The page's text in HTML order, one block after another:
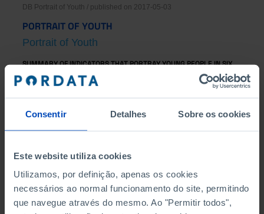
Consentir Detalhes Sobre os cookies
Este website utiliza cookies
Utilizamos, por definição, apenas os cookies
necessários ao normal funcionamento do site, permitindo
que navegue através do mesmo. Ao "Permitir todos",
DB Portrait of Youth / published on 2017-05-03
PORTRAIT OF YOUTH
Portrait of Youth
SUMMARY OF INDICATORS THAT PORTRAY YOUNG PEOPLE IN SIX
ESSENTIAL AREAS: POPULATION, FAMILY, SOCIAL PROTECTION AND